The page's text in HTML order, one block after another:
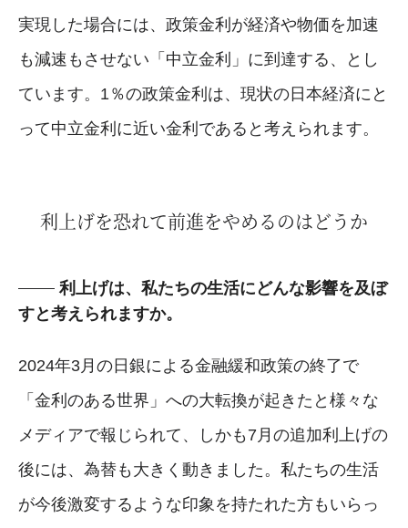
実現した場合には、政策金利が経済や物価を加速
も減速もさせない「中立金利」に到達する、とし
ています。1％の政策金利は、現状の日本経済にと
って中立金利に近い金利であると考えられます。
利上げを恐れて前進をやめるのはどうか
利上げは、私たちの生活にどんな影響を及ぼ
すと考えられますか。
2024年3月の日銀による金融緩和政策の終了で
「金利のある世界」への大転換が起きたと様々な
メディアで報じられて、しかも7月の追加利上げの
後には、為替も大きく動きました。私たちの生活
が今後激変するような印象を持たれた方もいらっ